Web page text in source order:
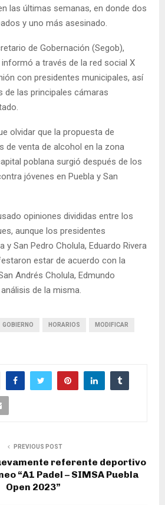
las últimas semanas, en donde dos
y uno más asesinado.
de Gobernación (Segob),
a través de la red social X
con presidentes municipales, así
de las principales cámaras
olvidar que la propuesta de
de venta de alcohol en la zona
poblana surgió después de los
jóvenes en Puebla y San
opiniones divididas entre los
aunque los presidentes
y San Pedro Cholula, Eduardo Rivera
estar de acuerdo con la
Andrés Cholula, Edmundo
de la misma.
GOBIERNO HORARIOS MODIFICAR
PREVIOUS POST
referente deportivo
“A1 Padel – SIMSA Puebla
Open 2023”